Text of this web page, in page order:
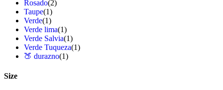
Rosado(2)
Taupe(1)
Verde(1)
Verde lima(1)
Verde Salvia(1)
Verde Tuqueza(1)
🍑 durazno(1)
Size